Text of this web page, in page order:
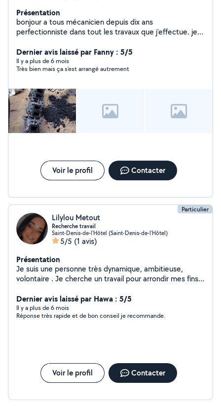
Présentation
bonjour a tous mécanicien depuis dix ans
perfectionniste dans tout les travaux que j'effectue. je
possibles
Dernier avis laissé par Fanny : 5/5
Il y a plus de 6 mois
Très bien mais ça s’est arrangé autrement
Voir le profil Contacter
Particulier
Lilylou Metout
Recherche travail
Saint-Denis-de-l'Hôtel (Saint-Denis-de-l'Hôtel)
5/5 (1 avis)
Présentation
Je suis une personne très dynamique, ambitieuse,
volontaire . Je cherche un travail pour arrondir mes fins
Dernier avis laissé par Hawa : 5/5
Il y a plus de 6 mois
Réponse très rapide et de bon conseil je recommande.
Voir le profil Contacter